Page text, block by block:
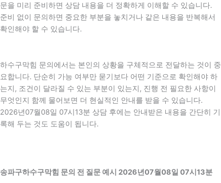
문을 미리 준비하면 상담 내용을 더 정확하게 이해할 수 있습니다.
준비 없이 문의하면 중요한 부분을 놓치거나 같은 내용을 반복해서
확인해야 할 수 있습니다.
하수구막힘 문의에서는 본인의 상황을 구체적으로 전달하는 것이 중
요합니다. 단순히 가능 여부만 묻기보다 어떤 기준으로 확인해야 하
는지, 조건이 달라질 수 있는 부분이 있는지, 진행 전 필요한 사항이
무엇인지 함께 물어보면 더 현실적인 안내를 받을 수 있습니다.
2026년07월08일 07시13분 상담 후에는 안내받은 내용을 간단히 기
록해 두는 것도 도움이 됩니다.
송파구하수구막힘 문의 전 질문 예시 2026년07월08일 07시13분